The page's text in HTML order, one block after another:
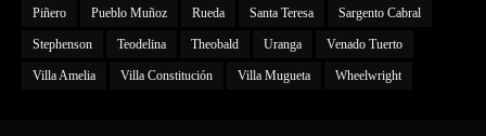
Piñero Pueblo Muñoz Rueda Santa Teresa Sargento Cabral
Stephenson Teodelina Theobald Uranga Venado Tuerto
Villa Amelia Villa Constitución Villa Mugueta Wheelwright